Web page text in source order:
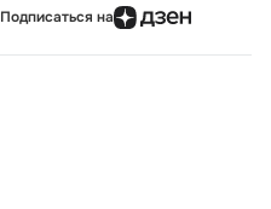
Подписаться на